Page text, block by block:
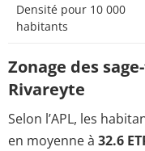
Densité pour 10 000
habitants
Zonage des
Rivareyte
Selon l’APL, les
en moyenne à 32.6